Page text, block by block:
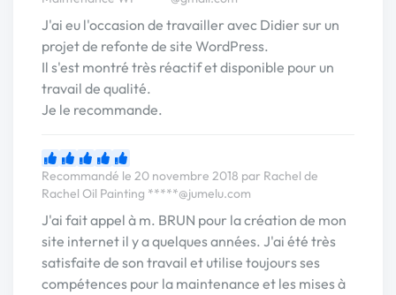
J'ai eu l'occasion de travailler avec Didier sur un
projet de refonte de site WordPress.
Il s'est montré très réactif et disponible pour un
travail de qualité.
Je le recommande.
Recommandé le 20 novembre 2018 par Rachel de
Rachel Oil Painting *****@jumelu.com
J'ai fait appel à m. BRUN pour la création de mon
site internet il y a quelques années. J'ai été très
satisfaite de son travail et utilise toujours ses
compétences pour la maintenance et les mises à